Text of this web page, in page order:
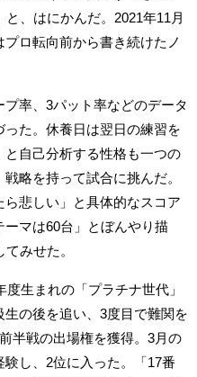
、はにかんだ。2021年11月
ロ転向前から書き続けたノ
率、3パット率などのデータ
た。休養日は翌日の練習を
自己分析する性格も一つの
略を持って試合に挑んだ。
ら悲しい」と具体的なスコア
マは60台」とぼんやり描
みせた。
生まれの「プラチナ世代」
の後を追い、3度目で難関を
半戦の出場権を獲得。3月の
し、2位に入った。「17番